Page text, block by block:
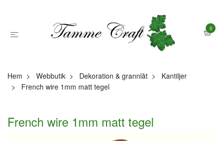
0
Hem Webbutik Dekoration & grannlåt
Kantiljer
French wire 1mm matt tegel
French wire 1mm matt tegel